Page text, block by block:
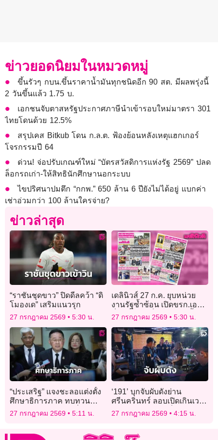
ข่าวยอดนิยมในหมวดหมู่
ขึ้นรัวๆ กบน.ขึ้นราคาน้ำมันทุกชนิดอีก 90 สต. มีผลพรุ่งนี้
2 วันขึ้นแล้ว 1.75 บ.
เอกชนจับตาสหรัฐประกาศภาษีนำเข้ารอบใหม่มาตรา 301
ไทยโดนด้วย 12.5%
สรุปเคส Bitkub โดน ก.ล.ต. ฟ้องย้อนหลังเหตุแฮกเกอร์
โจรกรรมปี 64
ด่วน! จ่อปรับเกณฑ์ใหม่ “บัตรสวัสดิการแห่งรัฐ 2569” ปลด
ล็อกรถเก่า-ให้สิทธินักศึกษานอกระบบ
ไขปริศนาปมตึก “กกพ.” 650 ล้าน 6 ปียังไม่ได้อยู่ แบกค่า
เช่าอ่วมกว่า 100 ล้านใครจ่าย?
ข่าวล่าสุด
“ราชันชุดขาว” ปิดดีลคว้า “ดิ
โมองเด” เสริมแนวรุก
27 กรกฎาคม 2569 5:30 น.
เดลินิวส์ 27 ก.ค. ยุบหน่วย
งานรัฐซ้ำซ้อน เปิดขรก.เออร์
ลี่ โยกย้าย-เริ่มกันยายนนี้
27 กรกฎาคม 2569 5:30 น.
“ประเสริฐ” แจงชะลอแต่งตั้ง
ศึกษาธิการภาค ทบทวน
คุณสมบัติผู้ถูกเสนอชื่อ
27 กรกฎาคม 2569 5:11 น.
‘191’ บุกจับผับดังย่าน
ศรีนครินทร์ ลอบเปิดเกินเวลา
จำหน่ายเหล้าให้เด็ก
27 กรกฎาคม 2569 4:15 น.